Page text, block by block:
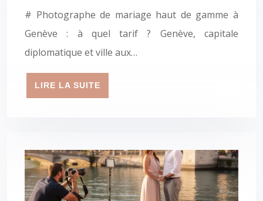
# Photographe de mariage haut de gamme à
Genève : à quel tarif ? Genève, capitale
diplomatique et ville aux…
LIRE LA SUITE